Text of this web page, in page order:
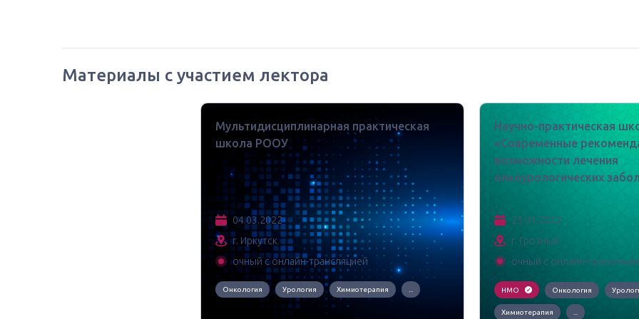
Материалы с участием лектора
Мультидисциплинарная практическая
школа РООУ
04.03.2022
г. Иркутск
очный с онлайн-трансляцией
Онкология Урология Химиотерапия
Научно-практическая
«Современные
возможности лечения
онкоурологических
25.03.2022
г. Грозный
очный с онлайн-
НМО Онкология
Химиотерапия